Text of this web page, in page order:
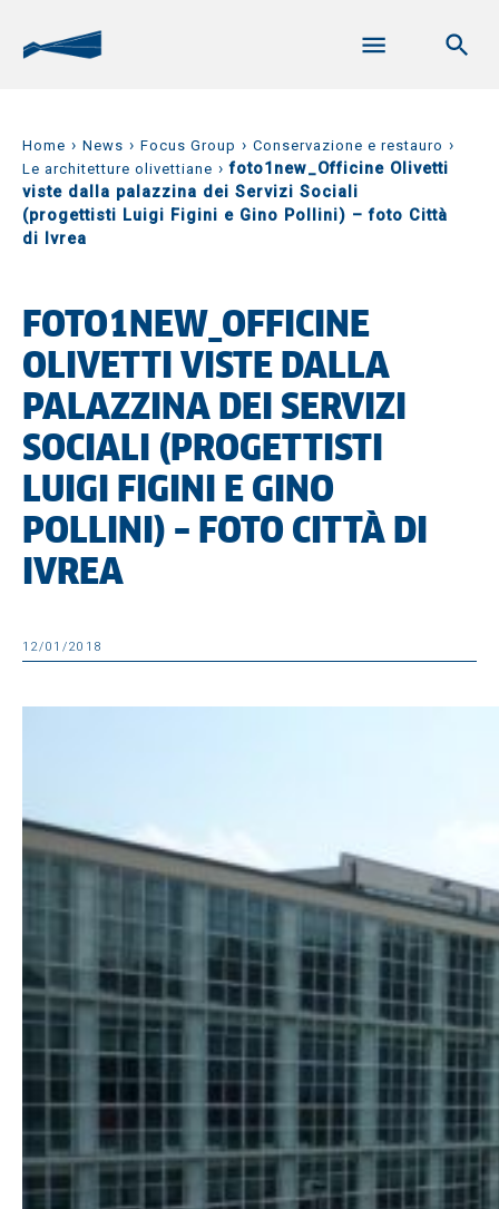
Home › News › Focus Group › Conservazione e restauro ›
Le architetture olivettiane ›foto1new_Officine Olivetti
viste dalla palazzina dei Servizi Sociali
(progettisti Luigi Figini e Gino Pollini) – foto Città
di Ivrea
FOTO1NEW_OFFICINE
OLIVETTI VISTE DALLA
PALAZZINA DEI SERVIZI
SOCIALI (PROGETTISTI
LUIGI FIGINI E GINO
POLLINI) – FOTO CITTÀ DI
IVREA
12/01/2018